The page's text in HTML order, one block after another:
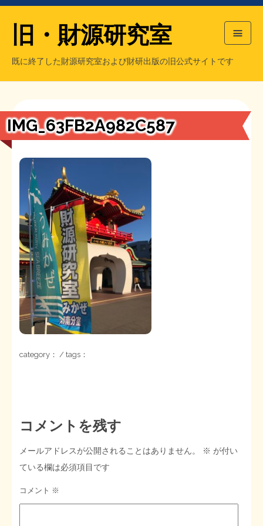
【国の、本当の】財源チラシ／旧・財源研究室
シン財源はあなたです／合同誌／旧・サブカル分室
日本経済を解説するヤンキー／MIHANAマンガ／旧・財研出版
もっと知りたい方へ
マネクリ戦士 RED & BLACK
MMTの学習資料
STOPインボイス作品集
たかの経世済民イラスト集
旧・財源研究室
既に終了した財源研究室および財研出版の旧公式サイトです
旧・財源研究室について
チラシ発行部数
会計報告
旧・財研出版について
会計報告
IMG_63FB2A982C587
category： / tags：
コメントを残す
メールアドレスが公開されることはありません。 ※ が付い
ている欄は必須項目です
コメント ※